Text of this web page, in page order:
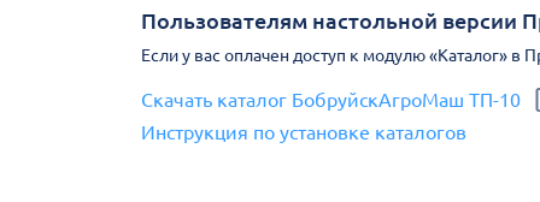
Пользователям настольной версии
Если у вас оплачен доступ к модулю «Каталог» в
Скачать каталог БобруйскАгроМаш ТП-10
Инструкция по установке каталогов